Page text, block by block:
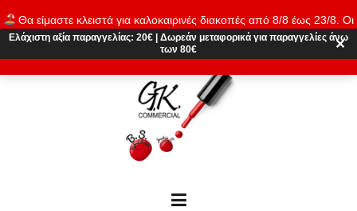
Θα είμαστε κλειστά για καλοκαιρινές διακοπές από 8/8 έως 23/8. Οι
παραγγελίες θα εκτελούνται ξανά από 24/8. Καλό καλοκαίρι!
Απόρριψη
to
content
Ελάχιστη αξία παραγγελίας: 20€ Δωρεάν μεταφορικά για παραγγελίες άνω
των 80€
✕